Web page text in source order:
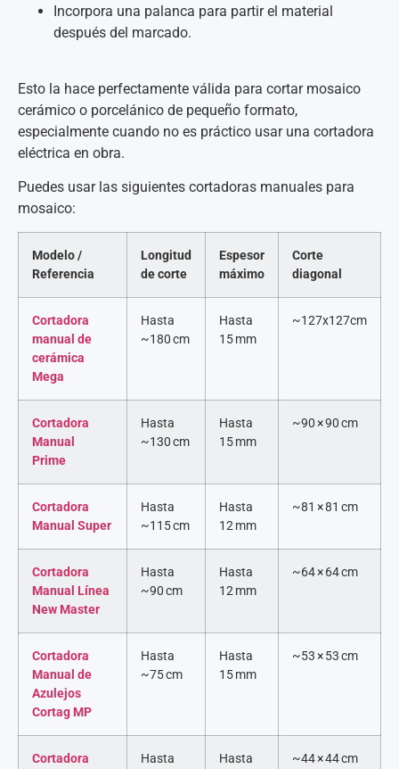
Incorpora una palanca para partir el material
después del marcado.
Esto la hace perfectamente válida para cortar mosaico
cerámico o porcelánico de pequeño formato,
especialmente cuando no es práctico usar una cortadora
eléctrica en obra.
Puedes usar las siguientes cortadoras manuales para
mosaico:
Modelo /
Referencia
Longitud
de corte
Espesor
máximo
Corte
diagonal
Cortadora
manual de
cerámica
Mega
Hasta
~180 cm
Hasta
15 mm
~127x127cm
Cortadora
Manual
Prime
Hasta
~130 cm
Hasta
15 mm
~90 × 90 cm
Cortadora
Manual Super
Hasta
~115 cm
Hasta
12 mm
~81 × 81 cm
Cortadora
Manual Línea
New Master
Hasta
~90 cm
Hasta
12 mm
~64 × 64 cm
Cortadora
Manual de
Azulejos
Cortag MP
Hasta
~75 cm
Hasta
15 mm
~53 × 53 cm
Cortadora
Hasta
Hasta
~44 × 44 cm